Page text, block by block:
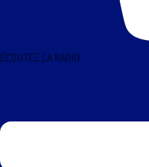
ÉCOUTEZ LA RADIO